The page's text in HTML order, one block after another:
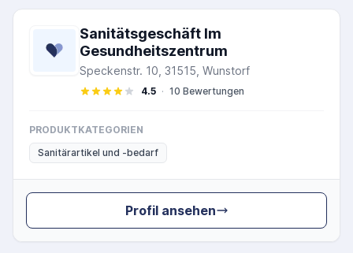
Sanitätsgeschäft Im
Gesundheitszentrum
Speckenstr. 10, 31515, Wunstorf
4.5 · 10 Bewertungen
PRODUKTKATEGORIEN
Sanitärartikel und -bedarf
Profil ansehen